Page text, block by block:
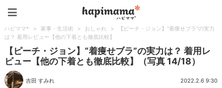
ハピママ* > 家事・生活術 > おしゃれ >
【ピーチ・ジョン】“着痩せブラ”の実力
は？ 着用レビュー【他の下着とも徹底比較】
【ピーチ・ジョン】“着痩せブラ”の実力は？ 着用レ
ビュー【他の下着とも徹底比較】（写真 14/18）
吉田 すみれ 2022.2.6 9:30